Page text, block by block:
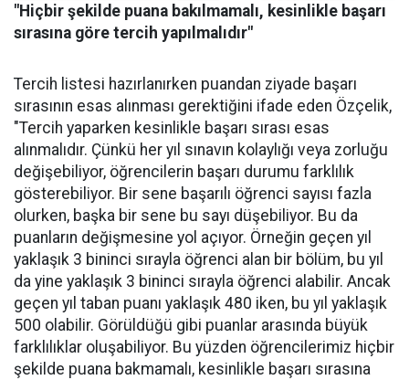
"Hiçbir şekilde puana bakılmamalı, kesinlikle başarı
sırasına göre tercih yapılmalıdır"
Tercih listesi hazırlanırken puandan ziyade başarı
sırasının esas alınması gerektiğini ifade eden Özçelik,
"Tercih yaparken kesinlikle başarı sırası esas
alınmalıdır. Çünkü her yıl sınavın kolaylığı veya zorluğu
değişebiliyor, öğrencilerin başarı durumu farklılık
gösterebiliyor. Bir sene başarılı öğrenci sayısı fazla
olurken, başka bir sene bu sayı düşebiliyor. Bu da
puanların değişmesine yol açıyor. Örneğin geçen yıl
yaklaşık 3 bininci sırayla öğrenci alan bir bölüm, bu yıl
da yine yaklaşık 3 bininci sırayla öğrenci alabilir. Ancak
geçen yıl taban puanı yaklaşık 480 iken, bu yıl yaklaşık
500 olabilir. Görüldüğü gibi puanlar arasında büyük
farklılıklar oluşabiliyor. Bu yüzden öğrencilerimiz hiçbir
şekilde puana bakmamalı, kesinlikle başarı sırasına